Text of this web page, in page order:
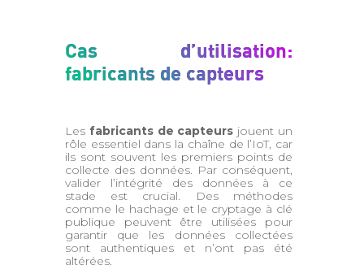
Cas d’utilisation:
fabricants de capteurs
Les fabricants de capteurs jouent un
rôle essentiel dans la chaîne de l’IoT, car
ils sont souvent les premiers points de
collecte des données. Par conséquent,
valider l’intégrité des données à ce
stade est crucial. Des méthodes
comme le hachage et le cryptage à clé
publique peuvent être utilisées pour
garantir que les données collectées
sont authentiques et n’ont pas été
altérées.